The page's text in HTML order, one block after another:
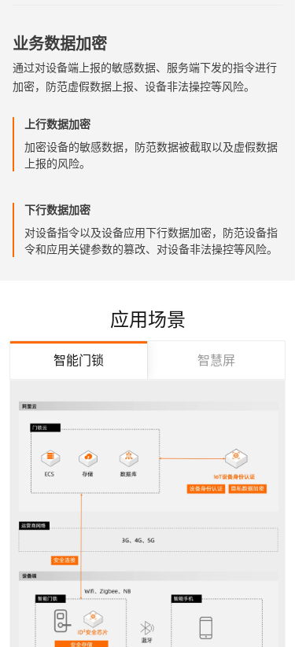
业务数据加密
通过对设备端上报的敏感数据、服务端下发的指令进行
加密，防范虚假数据上报、设备非法操控等风险。
上行数据加密
加密设备的敏感数据，防范数据被截取以及虚假数据
上报的风险。
下行数据加密
对设备指令以及设备应用下行数据加密，防范设备指
令和应用关键参数的篡改、对设备非法操控等风险。
应用场景
智能门锁 智慧屏